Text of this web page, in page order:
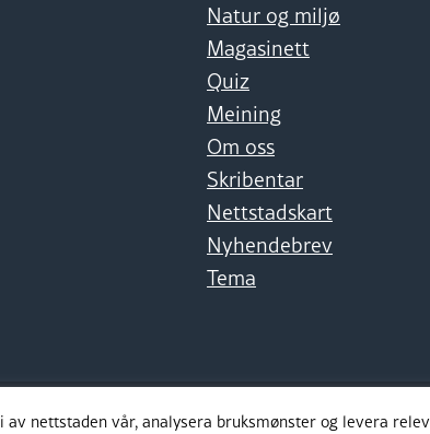
Natur og miljø
Magasinett
Quiz
Meining
Om oss
Skribentar
Nettstadskart
Nyhendebrev
Tema
nettstaden vår, analysera bruksmønster og levera